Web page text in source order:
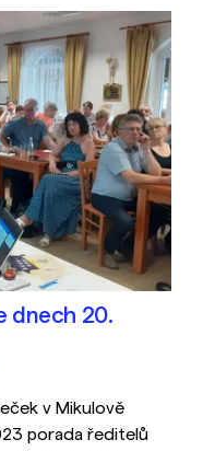
dnech 20.
v Mikulově
porada ředitelů